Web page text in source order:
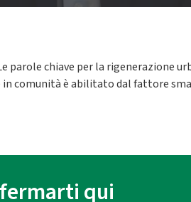
parole chiave per la rigenerazione
in comunità è abilitato dal fattore
qui